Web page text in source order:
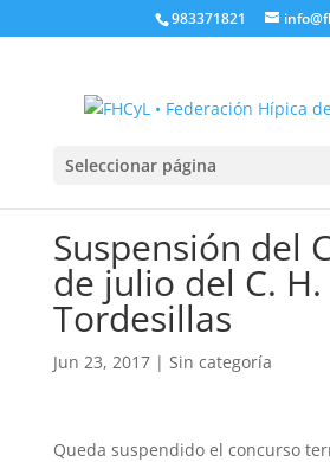
983371821
Seleccionar página
Suspensión del
de julio del C. H.
Tordesillas
Jun 23, 2017| Sin categoría
Queda suspendido el concurso